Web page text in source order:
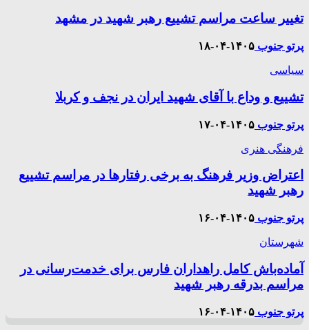
تغییر ساعت مراسم تشییع رهبر شهید در مشهد
پرتو جنوب ۱۴۰۵-۰۴-۱۸
سیاسی
تشییع و وداع با آقای شهید ایران در نجف و کربلا
پرتو جنوب ۱۴۰۵-۰۴-۱۷
فرهنگی هنری
اعتراض وزیر فرهنگ به برخی رفتارها در مراسم تشییع
رهبر شهید
پرتو جنوب ۱۴۰۵-۰۴-۱۶
شهرستان
آماده‌باش کامل راهداران فارس برای خدمت‌رسانی در
مراسم بدرقه رهبر شهید
پرتو جنوب ۱۴۰۵-۰۴-۱۶